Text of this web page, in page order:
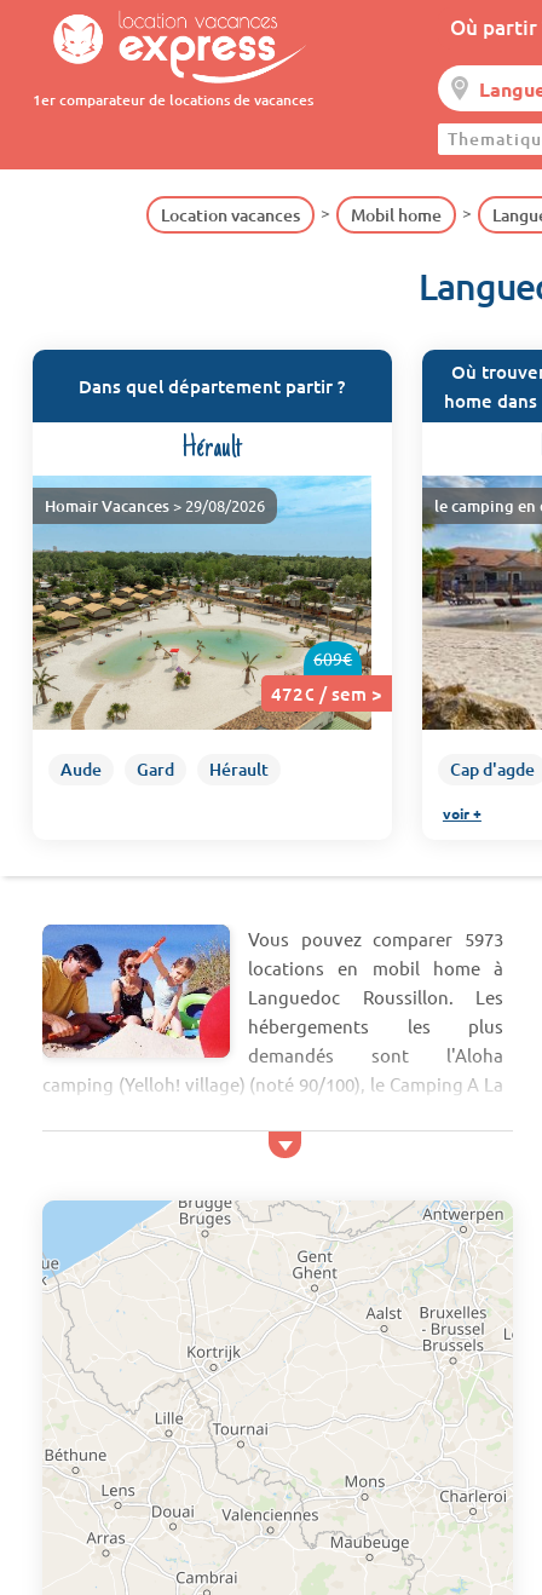
1er comparateur de locations de vacances
Où partir
Location vacances Mobil home
Dans quel département partir ?
Hérault
609€
472€ / sem >
Homair Vacances> 29/08/2026
Aude Gard Hérault
Où
home
le camping en
Cap d'agde
voir +
Vous pouvez comparer 5973
locations en mobil home à
Languedoc Roussillon. Les
hébergements les plus
demandés sont l'Aloha
camping (Yelloh! village) (noté 90/100), le Camping A La
Oliviers (Cazilhac à 4 km). La location en mobil home la
Falaise (167€ par séjour le 23/05). Ce camping,
proposant des vacances pas chères, avec wifi et milieu
de gamme (2 étoiles), bénéficie de plusieurs...